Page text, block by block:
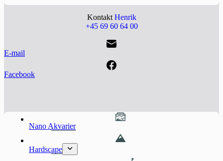
Kontakt Henrik
+45 69 60 64 00
E-mail
Facebook
Nano Akvarier
Hardscape